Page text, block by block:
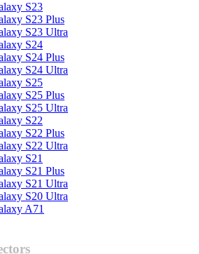
S23
S23 Plus
S23 Ultra
S24
S24 Plus
S24 Ultra
S25
S25 Plus
S25 Ultra
S22
S22 Plus
S22 Ultra
S21
S21 Plus
S21 Ultra
S20 Ultra
A71